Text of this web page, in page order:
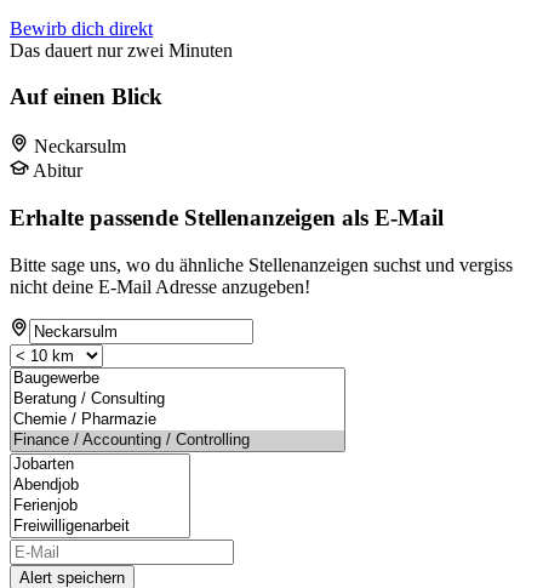
Bewirb dich direkt
Das dauert nur zwei Minuten
Auf einen Blick
Neckarsulm
Abitur
Erhalte passende Stellenanzeigen als E-Mail
Bitte sage uns, wo du ähnliche Stellenanzeigen suchst und vergiss
nicht deine E-Mail Adresse anzugeben!
Alert speichern